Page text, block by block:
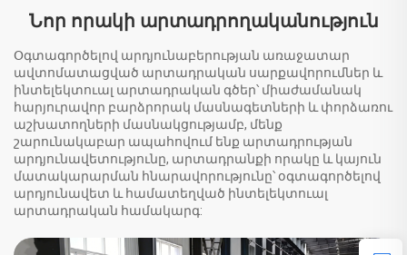
Նոր որակի արտադրողականություն
Օգտագործելով արդյունաբերության առաջատար
ավտոմատացված արտադրական սարքավորումներ և
ինտելեկտուալ արտադրական գծեր՝ միաժամանակ
հարյուրավոր բարձրորակ մասնագետների և փորձառու
աշխատողների մասնակցությամբ, մենք
շարունակաբար ապահովում ենք արտադրության
արդյունավետությունը, արտադրանքի որակը և կայուն
մատակարարման հնարավորությունը՝ օգտագործելով
արդյունավետ և համատեղված ինտելեկտուալ
արտադրական համակարգ: